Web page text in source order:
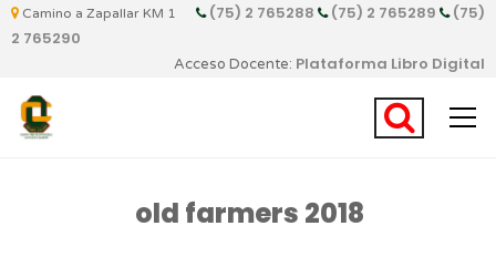
Camino a Zapallar KM 1 (75) 2 765288 (75) 2 765289
(75)
2 765290
Acceso Docente: Plataforma Libro Digital
old farmers 2018